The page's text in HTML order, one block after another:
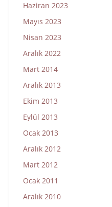
Haziran 2023
Mayıs 2023
Nisan 2023
Aralık 2022
Mart 2014
Aralık 2013
Ekim 2013
Eylül 2013
Ocak 2013
Aralık 2012
Mart 2012
Ocak 2011
Aralık 2010